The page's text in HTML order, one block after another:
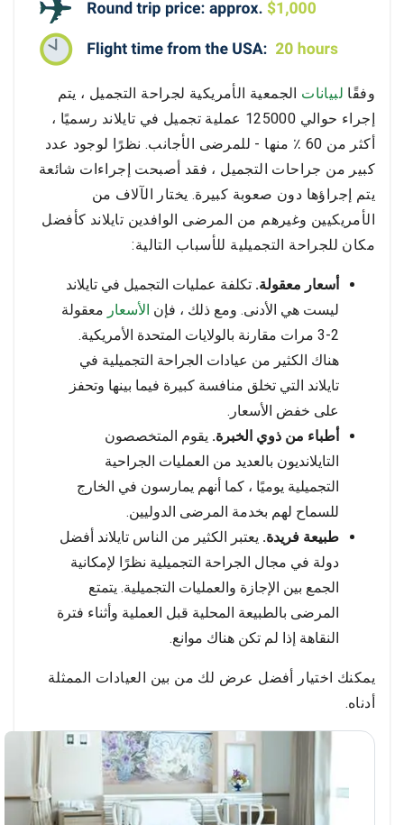
وفقًا لبيانات الجمعية الأمريكية لجراحة التجميل ، يتم
إجراء حوالي 125000 عملية تجميل في تايلاند رسميًا ،
أكثر من 60 ٪ منها - للمرضى الأجانب. نظرًا لوجود عدد
كبير من جراحات التجميل ، فقد أصبحت إجراءات شائعة
يتم إجراؤها دون صعوبة كبيرة. يختار الآلاف من
الأمريكيين وغيرهم من المرضى الوافدين تايلاند كأفضل
مكان للجراحة التجميلية للأسباب التالية:
أسعار معقولة. تكلفة عمليات التجميل في تايلاند
ليست هي الأدنى. ومع ذلك ، فإن الأسعار معقولة
2-3 مرات مقارنة بالولايات المتحدة الأمريكية.
هناك الكثير من عيادات الجراحة التجميلية في
تايلاند التي تخلق منافسة كبيرة فيما بينها وتحفز
على خفض الأسعار.
أطباء من ذوي الخبرة. يقوم المتخصصون
التايلانديون بالعديد من العمليات الجراحية
التجميلية يوميًا ، كما أنهم يمارسون في الخارج
للسماح لهم بخدمة المرضى الدوليين.
طبيعة فريدة. يعتبر الكثير من الناس تايلاند أفضل
دولة في مجال الجراحة التجميلية نظرًا لإمكانية
الجمع بين الإجازة والعمليات التجميلية. يتمتع
المرضى بالطبيعة المحلية قبل العملية وأثناء فترة
النقاهة إذا لم تكن هناك موانع.
يمكنك اختيار أفضل عرض لك من بين العيادات الممثلة
أدناه.